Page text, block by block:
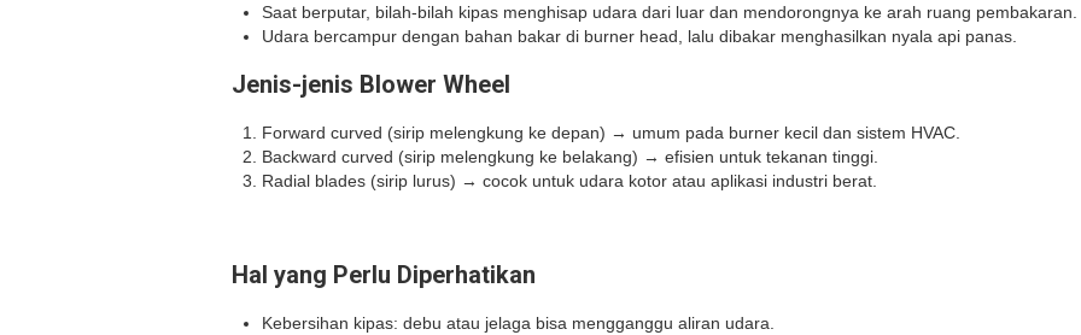
Saat berputar, bilah-bilah kipas menghisap udara dari luar dan mendorongnya ke arah ruang pembakaran.
Udara bercampur dengan bahan bakar di burner head, lalu dibakar menghasilkan nyala api panas.
Jenis-jenis Blower Wheel
Forward curved (sirip melengkung ke depan) → umum pada burner kecil dan sistem HVAC.
Backward curved (sirip melengkung ke belakang) → efisien untuk tekanan tinggi.
Radial blades (sirip lurus) → cocok untuk udara kotor atau aplikasi industri berat.
Hal yang Perlu Diperhatikan
Kebersihan kipas: debu atau jelaga bisa mengganggu aliran udara.